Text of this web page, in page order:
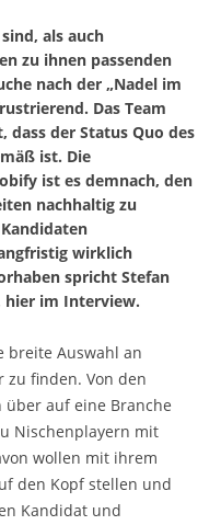
als auch
zu ihnen passenden
nach der „Nadel im
Das Team
dass der Status Quo des
ist. Die
ist es demnach, den
nachhaltig zu
wirklich
spricht Stefan
hier im Interview.
breite Auswahl an
finden. Von den
auf eine Branche
Nischenplayern mit
wollen mit ihrem
den Kopf stellen und
Kandidat und